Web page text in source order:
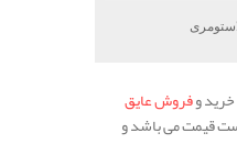
وفروش عایق
قیمت می باشد و